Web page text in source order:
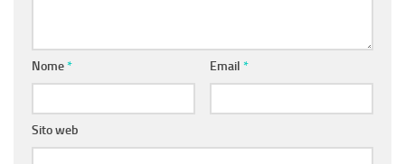
Nome* Email *
Sito web